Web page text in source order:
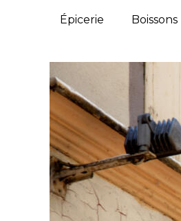
Épicerie Boissons